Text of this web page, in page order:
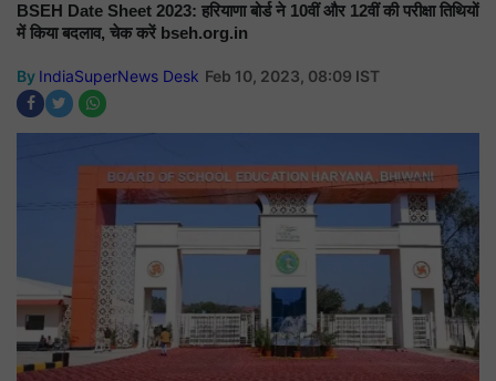
BSEH Date Sheet 2023: हरियाणा बोर्ड ने 10वीं और 12वीं की परीक्षा तिथियों
में किया बदलाव, चेक करें bseh.org.in
By IndiaSuperNews Desk Feb 10, 2023, 08:09 IST